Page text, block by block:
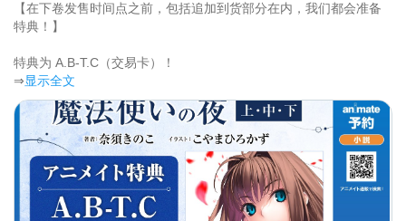
【在下卷发售时间点之前，包括追加到货部分在内，我们都会准备
特典！】
⇒显示全文